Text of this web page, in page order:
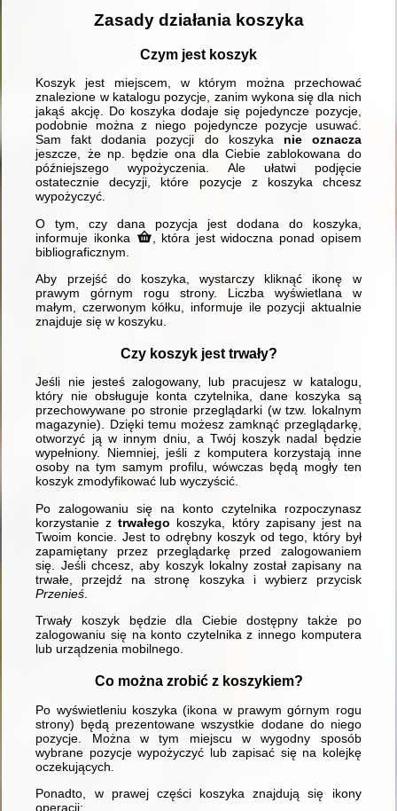
Zasady działania koszyka
Czym jest koszyk
Koszyk jest miejscem, w którym można przechować
znalezione w katalogu pozycje, zanim wykona się dla nich
jakąś akcję. Do koszyka dodaje się pojedyncze pozycje,
podobnie można z niego pojedyncze pozycje usuwać.
Sam fakt dodania pozycji do koszyka nie oznacza
jeszcze, że np. będzie ona dla Ciebie zablokowana do
późniejszego wypożyczenia. Ale ułatwi podjęcie
ostatecznie decyzji, które pozycje z koszyka chcesz
wypożyczyć.
O tym, czy dana pozycja jest dodana do koszyka,
informuje ikonka
, która jest widoczna ponad opisem
bibliograficznym.
Aby przejść do koszyka, wystarczy kliknąć ikonę w
prawym górnym rogu strony. Liczba wyświetlana w
małym, czerwonym kółku, informuje ile pozycji aktualnie
znajduje się w koszyku.
Czy koszyk jest trwały?
Jeśli nie jesteś zalogowany, lub pracujesz w katalogu,
który nie obsługuje konta czytelnika, dane koszyka są
przechowywane po stronie przeglądarki (w tzw. lokalnym
magazynie). Dzięki temu możesz zamknąć przeglądarkę,
otworzyć ją w innym dniu, a Twój koszyk nadal będzie
wypełniony. Niemniej, jeśli z komputera korzystają inne
osoby na tym samym profilu, wówczas będą mogły ten
koszyk zmodyfikować lub wyczyścić.
Po zalogowaniu się na konto czytelnika rozpoczynasz
korzystanie ztrwałego koszyka, który zapisany jest na
Twoim koncie. Jest to odrębny koszyk od tego, który był
zapamiętany przez przeglądarkę przed zalogowaniem
się. Jeśli chcesz, aby koszyk lokalny został zapisany na
trwałe, przejdź na stronę koszyka i wybierz przycisk
Przenieś
Trwały koszyk będzie dla Ciebie dostępny także po
zalogowaniu się na konto czytelnika z innego komputera
lub urządzenia mobilnego.
Co można zrobić z koszykiem?
Po wyświetleniu koszyka (ikona w prawym górnym rogu
strony) będą prezentowane wszystkie dodane do niego
pozycje. Można w tym miejscu w wygodny sposób
wybrane pozycje wypożyczyć lub zapisać się na kolejkę
oczekujących.
Ponadto, w prawej części koszyka znajdują się ikony
operacji: